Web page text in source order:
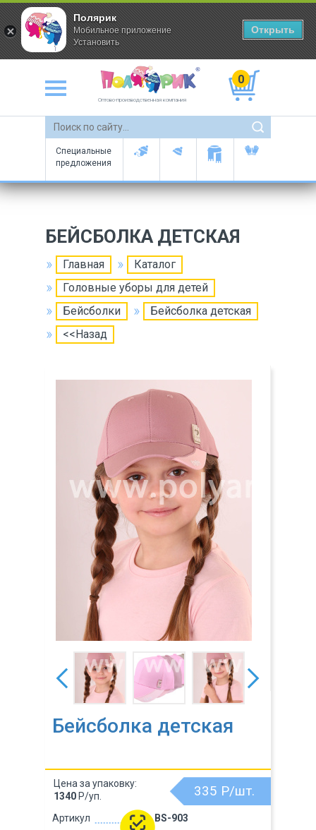
Оптово-производственная компания
0
Специальные
предложения
БЕЙСБОЛКА ДЕТСКАЯ
Главная
Каталог
Головные уборы для детей
Бейсболки
Бейсболка детская
<<Назад
Бейсболка детская
Артикул
BS-903
335 Р/шт.
Цена за упаковку:
1340 Р/уп.
Полярик
Мобильное приложение
Установить
Открыть